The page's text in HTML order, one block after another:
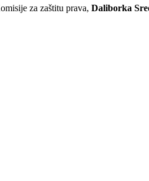
za zaštitu prava, Daliborka